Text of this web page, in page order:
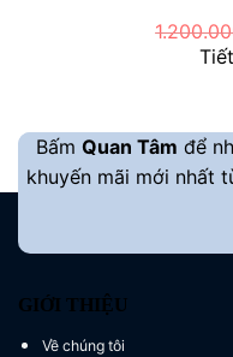
Bấm Quan Tâm để
khuyến mãi mới nhất
GIỚI THIỆU
Về chúng tôi